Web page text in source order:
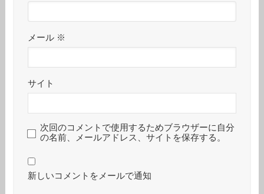
メール ※
サイト
次回のコメントで使用するためブラウザーに自分
の名前、メールアドレス、サイトを保存する。
新しいコメントをメールで通知